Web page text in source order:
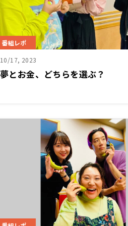
番組レポ
10/17, 2023
夢とお金、どちらを選ぶ？